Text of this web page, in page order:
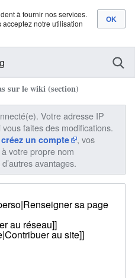
à fournir nos services.
notre utilisation
sur le wiki (section)
Votre adresse IP
faites des modifications.
créez un compte
, vos
votre propre nom
avantages.